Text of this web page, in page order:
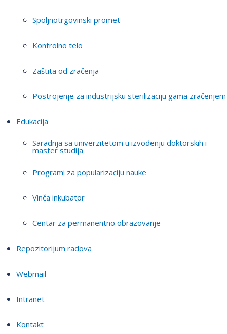
Spoljnotrgovinski promet
Kontrolno telo
Zaštita od zračenja
Postrojenje za industrijsku sterilizaciju gama zračenjem
Edukacija
Saradnja sa univerzitetom u izvođenju doktorskih i
master studija
Programi za popularizaciju nauke
Vinča inkubator
Centar za permanentno obrazovanje
Repozitorijum radova
Webmail
Intranet
Kontakt